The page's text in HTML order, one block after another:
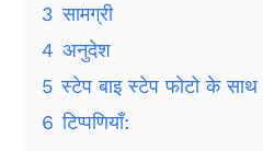
3 सामग्री
4 अनुदेश
5 स्टेप बाइ स्टेप फोटो के
6 टिप्पणियाँ: